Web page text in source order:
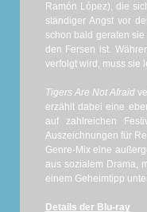
Ramón López), die
ständiger Angst vor
schon bald geraten
den Fersen ist.
verfolgt wird, muss sie
Tigers Are Not Afraid
erzählt dabei eine
auf zahlreichen
Auszeichnungen für
Genre-Mix eine
aus sozialem Drama,
einem Geheimtipp
Details der Blu-ray